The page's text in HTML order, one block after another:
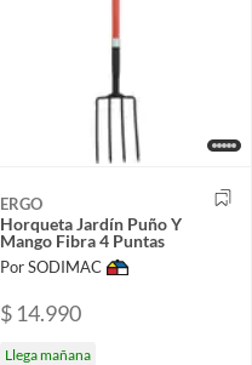
ERGO
Horqueta Jardín Puño Y
Mango Fibra 4 Puntas
Por SODIMAC
$ 14.990
Llega mañana